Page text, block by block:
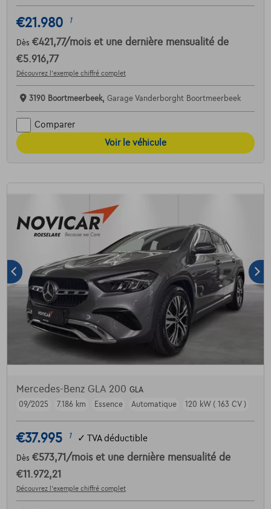
€21.980 1
Dès €421,77/mois et une dernière mensualité de
€5.916,77
Découvrez l’exemple chiffré complet
3190 Boortmeerbeek, Garage Vanderborght Boortmeerbeek
Comparer
Voir le véhicule
Mercedes-Benz GLA 200 GLA
09/2025
7.186 km Essence Automatique 120 kW ( 163 CV )
€37.995 1 ✓ TVA déductible
Dès €573,71 /mois et une dernière mensualité de
€11.972,21
Découvrez l’exemple chiffré complet